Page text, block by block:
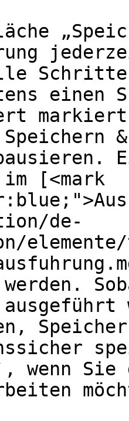
Schritte
einen
markiert
[<mark
de-
werden.
wenn